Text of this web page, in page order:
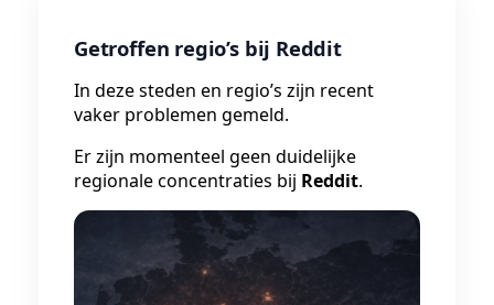
Getroffen regio’s bij Reddit
In deze steden en regio’s zijn recent
vaker problemen gemeld.
Er zijn momenteel geen duidelijke
regionale concentraties bij Reddit.